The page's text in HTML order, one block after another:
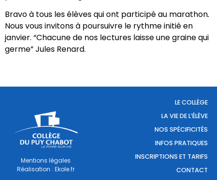
Bravo à tous les élèves qui ont participé au marathon.
Nous vous invitons à poursuivre le rythme initié en
janvier. “Chacune de nos lectures laisse une graine qui
germe” Jules Renard.
Mentions légales
Réalisation : Ekole.fr
LE COLLÈGE
LA VIE DE L’ÉLÈVE
NOS SPÉCIFICITÉS
INFOS PRATIQUES
INSCRIPTIONS ET TARIFS
CONTACT